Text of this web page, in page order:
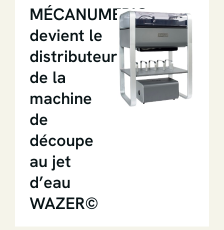
MÉCANUMERIC
devient le
distributeur
de la
machine
de
découpe
au jet
d’eau
WAZER©